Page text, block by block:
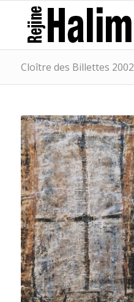
Cloître des Billettes 2002